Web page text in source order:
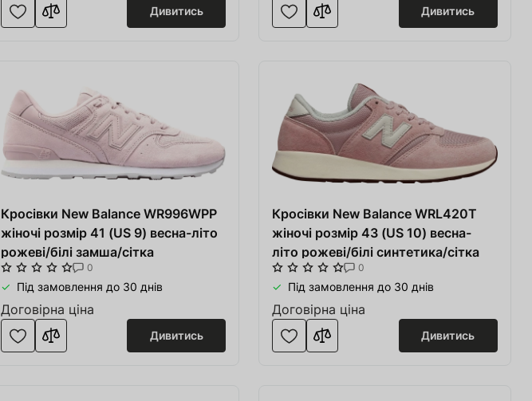
Дивитись Дивитись
Кросівки New Balance WR996WPP
жіночі розмір 41 (US 9) весна-літо
рожеві/білі замша/сітка
0
Під замовлення до 30 днів
Договірна ціна
Дивитись
Кросівки New Balance WRL420T
жіночі розмір 43 (US 10) весна-
літо рожеві/білі синтетика/сітка
0
Під замовлення до 30 днів
Договірна ціна
Дивитись